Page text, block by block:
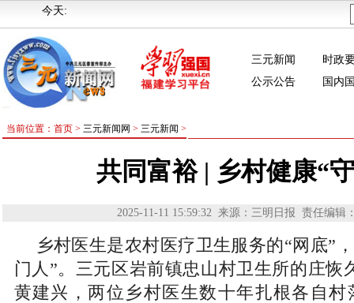
今天:
三元新闻
时政
公示公告
国内
当前位置：首页 > 三元新闻网 > 三元新闻 >
共同富裕 | 乡村健康“
2025-11-11 15:59:32 来源：三明日报 责任编辑
乡村医生是农村医疗卫生服务的“网底”
门人”。三元区岩前镇忠山村卫生所的庄恢
黄建兴，两位乡村医生数十年扎根各自村